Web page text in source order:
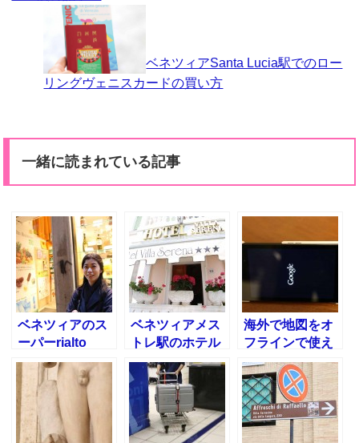
ベネツィアSanta Lucia駅でのロー
リングヴェニスカードの買い方
一緒に読まれている記事
ベネツィアのス
ーパーrialto
Biocenter
ベネツィアメス
トレ駅のホテル
ヴィラセレナに
泊まってみた！
海外で地図をオ
フラインで使え
る
nexus7+google
マップ